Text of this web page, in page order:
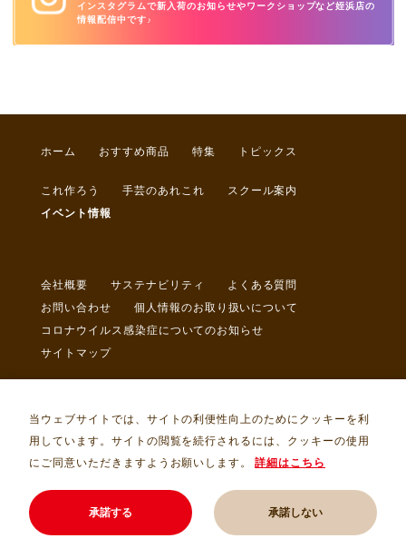
インスタグラムで新入荷のお知らせやワークショップなど姪浜店の
情報配信中です♪
当ウェブサイトでは、サイトの利便性向上のためにクッキーを利
用しています。サイトの閲覧を続行されるには、クッキーの使用
にご同意いただきますようお願いします。
詳細はこちら
承諾する 承諾しない
ホーム おすすめ商品 特集 トピックス
これ作ろう 手芸のあれこれ
スクール案内
イベント情報
会社概要 サステナビリティ
よくある質問
お問い合わせ
個人情報のお取り扱いについて
コロナウイルス感染症についてのお知らせ
サイトマップ